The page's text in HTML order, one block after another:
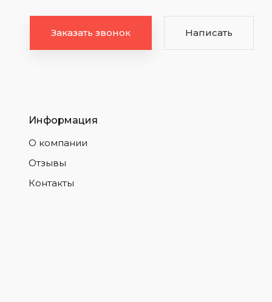
Заказать звонок Написать
Информация
О компании
Отзывы
Контакты